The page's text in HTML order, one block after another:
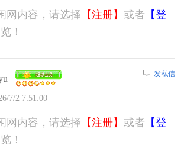
网内容，请选择 【注册】 或者 【登
！
7/2 7:51:00
发私信
网内容，请选择 【注册】 或者 【登
！